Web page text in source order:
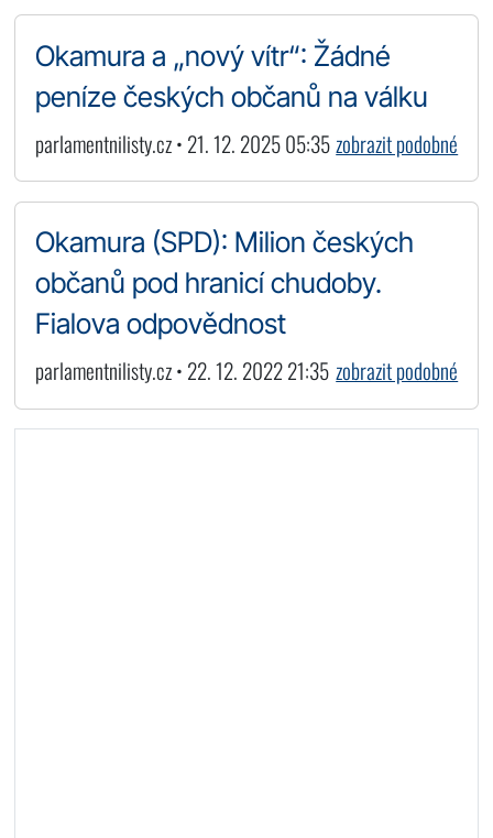
Okamura a „nový vítr“: Žádné
peníze českých občanů na válku
parlamentnilisty.cz • 21. 12. 2025 05:35zobrazit podobné
Okamura (SPD): Milion českých
občanů pod hranicí chudoby.
Fialova odpovědnost
parlamentnilisty.cz • 22. 12. 2022 21:35 zobrazit podobné